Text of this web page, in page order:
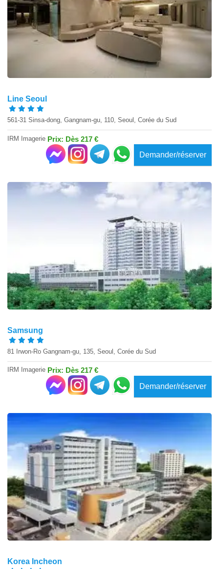
Line Seoul
561-31 Sinsa-dong, Gangnam-gu, 110, Seoul, Corée du Sud
IRM Imagerie Prix: Dès 217 €
Demander/réserver
Samsung
81 Irwon-Ro Gangnam-gu, 135, Seoul, Corée du Sud
IRM Imagerie Prix: Dès 217 €
Demander/réserver
Korea Incheon